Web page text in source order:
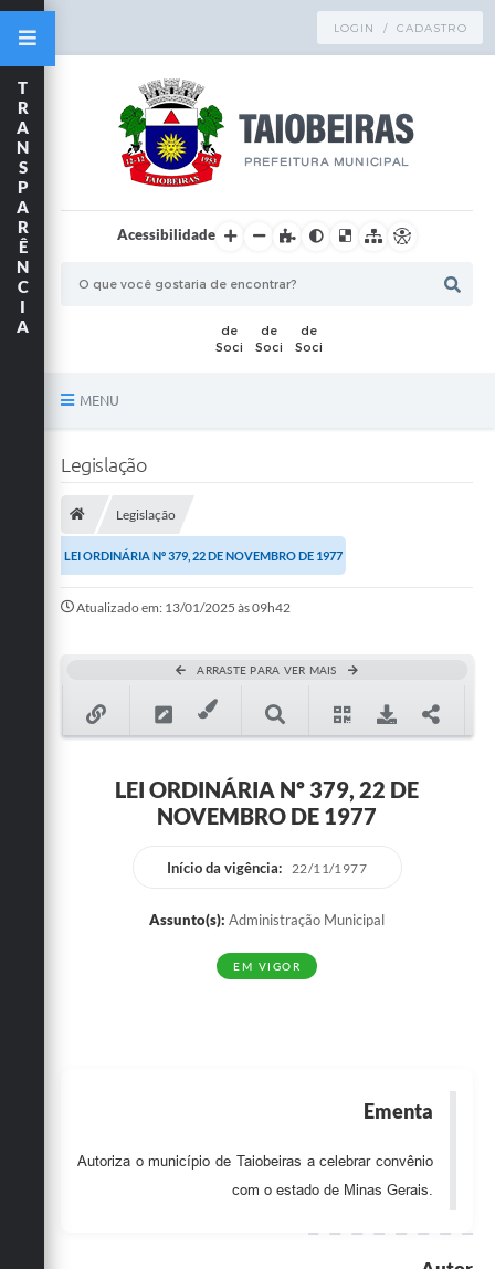
LOGIN / CADASTRO
Acessibilidade
MENU
Publicações
A Prefeitura
Ouvidoria
Legislação
Conselho Tutelar.
T
R
A
N
S
P
A
R
Ê
N
C
I
A
Legislação
Legislação
LEI ORDINÁRIA Nº 379, 22 DE NOVEMBRO DE 1977
Atualizado em: 13/01/2025 às 09h42
ARRASTE PARA VER MAIS
LEI ORDINÁRIA Nº 379, 22 DE
NOVEMBRO DE 1977
Início da vigência: 22/11/1977
Assunto(s): Administração Municipal
EM VIGOR
Ementa
Autoriza o município de Taiobeiras a celebrar convênio
com o estado de Minas Gerais.